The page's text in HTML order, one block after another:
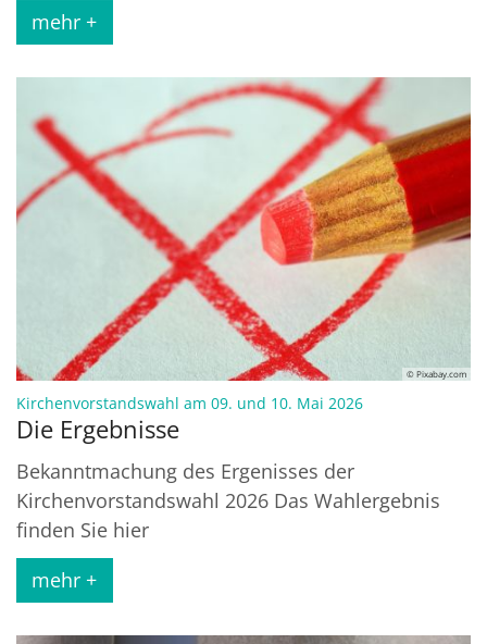
mehr +
© Pixabay.com
Kirchenvorstandswahl am 09. und 10. Mai 2026:
Die Ergebnisse
Bekanntmachung des Ergenisses der
Kirchenvorstandswahl 2026 Das Wahlergebnis
finden Sie hier
mehr +